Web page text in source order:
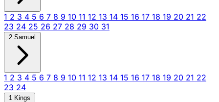
1 2 3 4 5 6 7 8 9 10 11 12 13 14 15 16 17 18 19 20 21 22
23 24 25 26 27 28 29 30 31
2 Samuel
1 2 3 4 5 6 7 8 9 10 11 12 13 14 15 16 17 18 19 20 21 22
23 24
1 Kings